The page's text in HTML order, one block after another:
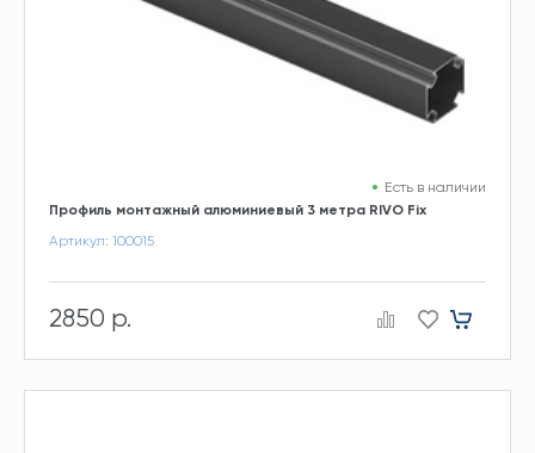
Есть в наличии
Профиль монтажный алюминиевый 3 метра RIVO Fix
Артикул: 100015
2850 р.